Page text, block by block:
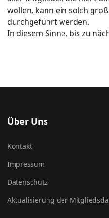
wollen, kann ein solch
durchgeführt werden.
In diesem Sinne, bis zu
Über Uns
Kontakt
Impressum
Datenschutz
Aktualisierung der